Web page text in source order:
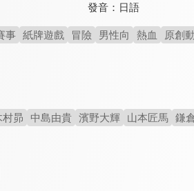
發音： 日語
事 紙牌遊戲 冒險 男性向 熱血 原創
村昴 中島由貴 濱野大輝 山本匠馬 鎌